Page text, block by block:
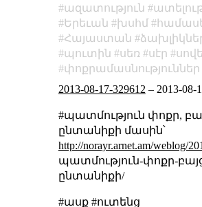
ազատություն
Երեւան
խսհմ
Հայաստան
պուտին
սեռ սէր
փոքրամասնություններ
2013-08-17-329612 – 2013-08-
#պատմություն փոքր,
ընտանիքի մասին՝
http://norayr.arnet.am/weblog/
պատմություն-փոքր-
ընտանիքի/
#ասք #ուտենց